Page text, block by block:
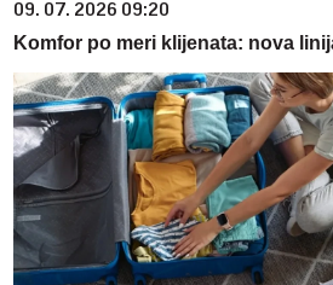
09. 07. 2026 09:20
Komfor po meri klijenata: nova